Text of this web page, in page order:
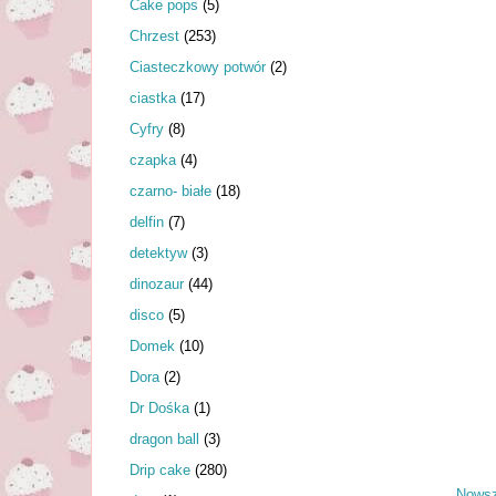
Cake pops (5)
Chrzest (253)
Ciasteczkowy potwór (2)
ciastka (17)
Cyfry (8)
czapka (4)
czarno- białe (18)
delfin (7)
detektyw (3)
dinozaur (44)
disco (5)
Domek (10)
Dora (2)
Dr Dośka (1)
dragon ball (3)
Drip cake (280)